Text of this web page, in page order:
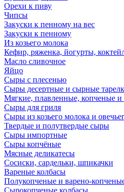
Орехи к пиву
Чипсы
Закуски к пенному на вес
Закуски к пенному
Из козьего молока
Кефир, ряженка, йогурты,
Масло сливочное
Яйцо
Сыры с плесенью
Сыры десертные и сырные
Мягкие, плавленные, копченые
Сыры для гриля
Сыры из козьего молока и
Твердые и полутвердые сыры
Сыры импортные
Сыры копчёные
Мясные деликатесы
Сосиски, сардельки, шпикачки
Вареные колбасы
Полукопченые и варено-
Сырокопченые колбасы